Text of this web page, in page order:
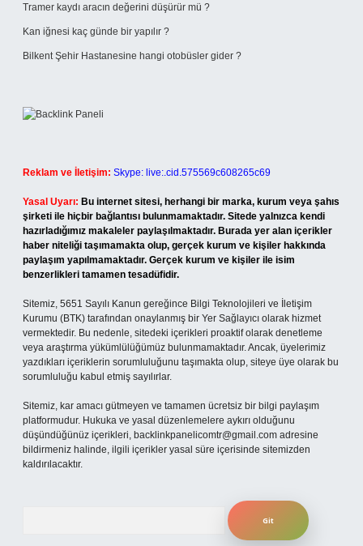
Tramer kaydı aracın değerini düşürür mü ?
Kan iğnesi kaç günde bir yapılır ?
Bilkent Şehir Hastanesine hangi otobüsler gider ?
Reklam ve İletişim: Skype: live:.cid.575569c608265c69
Yasal Uyarı: Bu internet sitesi, herhangi bir marka, kurum veya şahıs
şirketi ile hiçbir bağlantısı bulunmamaktadır. Sitede yalnızca kendi
hazırladığımız makaleler paylaşılmaktadır. Burada yer alan içerikler
haber niteliği taşımamakta olup, gerçek kurum ve kişiler hakkında
paylaşım yapılmamaktadır. Gerçek kurum ve kişiler ile isim
benzerlikleri tamamen tesadüfidir.
Sitemiz, 5651 Sayılı Kanun gereğince Bilgi Teknolojileri ve İletişim
Kurumu (BTK) tarafından onaylanmış bir Yer Sağlayıcı olarak hizmet
vermektedir. Bu nedenle, sitedeki içerikleri proaktif olarak denetleme
veya araştırma yükümlülüğümüz bulunmamaktadır. Ancak, üyelerimiz
yazdıkları içeriklerin sorumluluğunu taşımakta olup, siteye üye olarak bu
sorumluluğu kabul etmiş sayılırlar.
Sitemiz, kar amacı gütmeyen ve tamamen ücretsiz bir bilgi paylaşım
platformudur. Hukuka ve yasal düzenlemelere aykırı olduğunu
düşündüğünüz içerikleri, backlinkpanelicomtr@gmail.com adresine
bildirmeniz halinde, ilgili içerikler yasal süre içerisinde sitemizden
kaldırılacaktır.